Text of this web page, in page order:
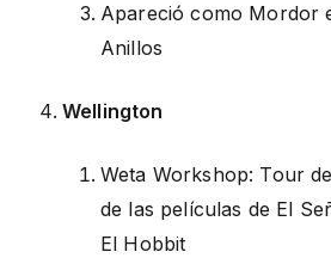
Apareció como Mordor
Anillos
Wellington
Weta Workshop: Tour
de las películas de El
El Hobbit